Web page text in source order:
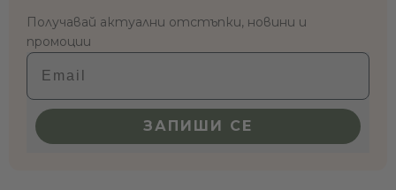
Получавай актуални отстъпки, новини и
промоции
Email
ЗАПИШИ СЕ